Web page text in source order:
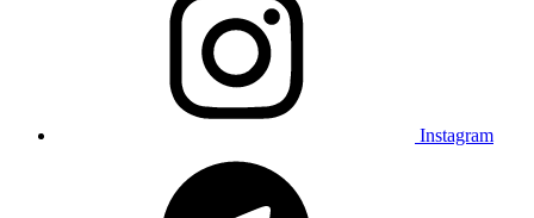
Instagram